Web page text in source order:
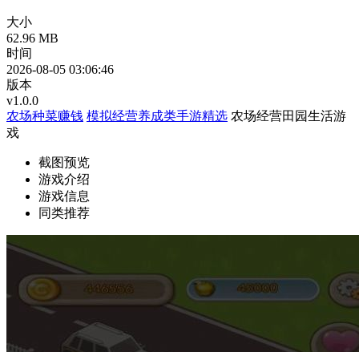
大小
62.96 MB
时间
2026-08-05 03:06:46
版本
v1.0.0
农场种菜赚钱 模拟经营养成类手游精选 农场经营田园生活游
戏
截图预览
游戏介绍
游戏信息
同类推荐